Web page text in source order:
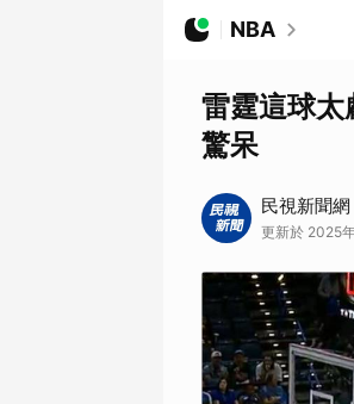
NBA
雷霆這球
驚呆
民視新聞網
更新於 2025